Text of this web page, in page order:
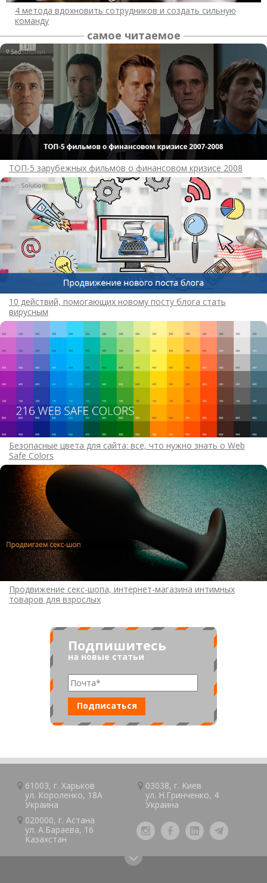
4 метода вдохновить сотрудников и создать сильную
команду
самое читаемое
ТОП-5 зарубежных фильмов о финансовом кризисе 2008
10 действий, помогающих новому посту блога стать
вирусным
Безопасные цвета для сайта: все, что нужно знать о Web
Safe Colors
Продвижение секс-шопа, интернет-магазина интимных
товаров для взрослых
Подпишитесь
на новые статьи
61003, г.Харьков
ул. Короленко, 18А
Украина
03038, г. Киев
ул. Н.Гринченко, 4
Украина
020000, г.Астана
ул. А.Барaeва, 16
Казaxcтан